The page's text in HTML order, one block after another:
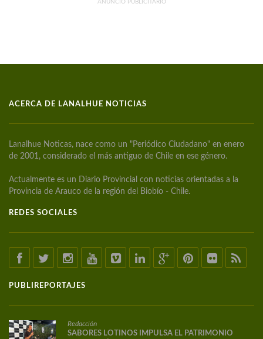
ANUNCIO PUBLICITARIO
ACERCA DE LANALHUE NOTICIAS
Lanalhue Noticas, nace como un "Periódico Ciudadano" en enero
de 2001, considerado el más antiguo de Chile en ese género.
Actualmente es un Diario Provincial con noticias orientadas a la
Provincia de Arauco de la región del Biobío - Chile.
REDES SOCIALES
PUBLIREPORTAJES
Redacción
SABORES LOTINOS IMPULSA EL PATRIMONIO